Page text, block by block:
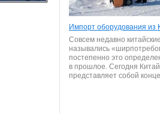
Импорт оборудования из
Совсем недавно
назывались
постепенно это
в прошлое. Сегодня Китай
представляет собой